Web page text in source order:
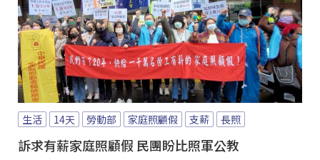
生活 14天 勞動部 家庭照顧假 支薪 長照
訴求有薪家庭照顧假 民團盼比照軍公教